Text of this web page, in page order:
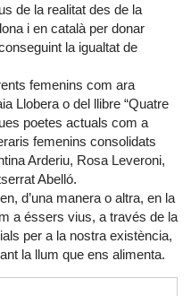
de la realitat des de la
i en català per donar
la igualtat de
femenins com ara
Llobera o del llibre “Quatre
poetes actuals com a
femenins consolidats
Arderiu, Rosa Leveroni,
Abelló.
d’una manera o altra, en la
a éssers vius, a través de la
per a la nostra existència,
la llum que ens alimenta.